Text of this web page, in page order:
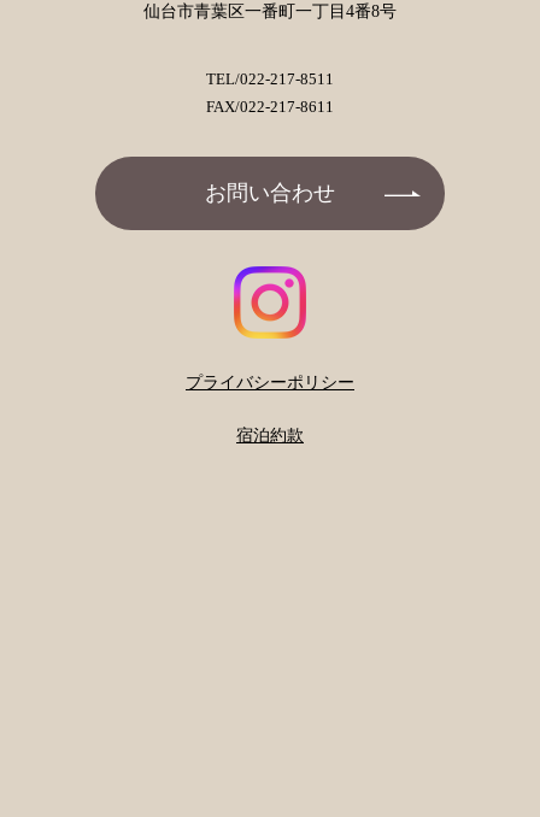
仙台市青葉区一番町一丁目4番8号
TEL/022-217-8511
FAX/022-217-8611
お問い合わせ
プライバシーポリシー
宿泊約款